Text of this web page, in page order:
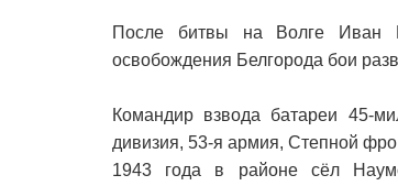
После битвы на Волге Иван
освобождения Белгорода бои
Командир взвода батареи 45-
дивизия, 53-я армия, Степной
1943 года в районе сёл